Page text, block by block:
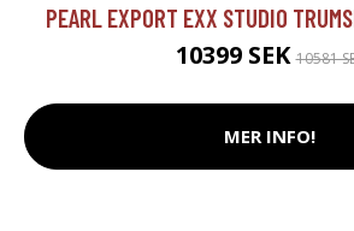
PEARL EXPORT EXX STUDIO
10399 SEK10581
MER INFO!